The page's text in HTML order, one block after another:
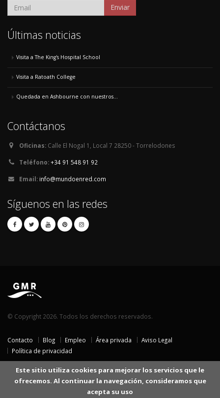
Enviar
Últimas noticias
Visita a The King's Hospital School
Visita a Ratoath College
Quedada en Ashbourne con nuestros...
Contáctanos
Oficinas: Calle El Nogal 1, Local 7 28250 - Torrelodones
Teléfono:+34 91 548 91 92
Email: info@mundoenred.com
Síguenos en las redes
© Copyright 2026. Todos los derechos reservados.
Contacto Blog Empleo Área privada
Aviso Legal
Política de privacidad
Este sitio utiliza cookies para mejorar los servicios que le
ofrecemos. Al continuar la navegación, consideramos que
acepta su uso